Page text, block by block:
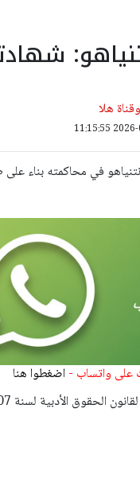
هلا
في محاكمته بناء
على واتساب - اضغطوا هنا